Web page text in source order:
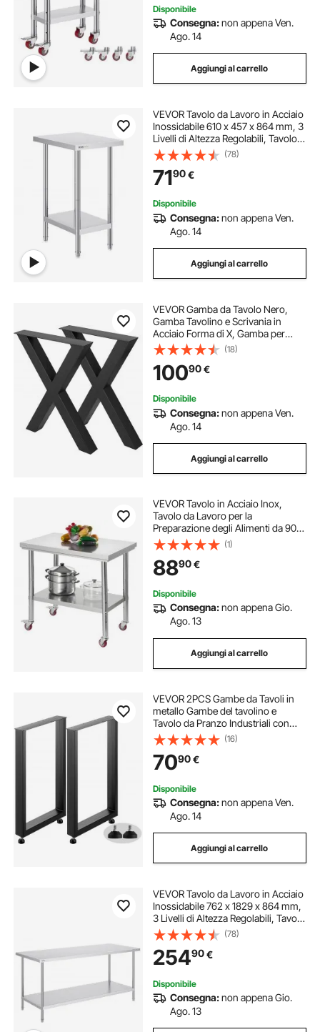
Disponibile
Consegna:non appena Ven.
Ago. 14
Aggiungi al carrello
VEVOR Tavolo da Lavoro in Acciaio
Inossidabile 610 x 457 x 864 mm, 3
Livelli di Altezza Regolabili, Tavolo
Resistente per Preparazione
Alimenti Ristoranti Cucina
Commerciale, Argento
(78)
7190€
Disponibile
Consegna:non appena Ven.
Ago. 14
Aggiungi al carrello
VEVOR Gamba da Tavolo Nero,
Gamba Tavolino e Scrivania in
Acciaio Forma di X, Gamba per
Tavolo in Metallo 720 x 760 mm
con Capacità da 1000 kg per
Tavolini, Divano, Mobile, Porta TV,
Scrivania
(18)
10090€
Disponibile
Consegna:non appena Ven.
Ago. 14
Aggiungi al carrello
VEVOR Tavolo in Acciaio Inox,
Tavolo da Lavoro per la
Preparazione degli Alimenti da 900
x 600 x 850 mm, con Ruote e
Ripiani Inferiori Regolabili per
Cucina Commerciale, Ristorante,
Hotel e Garage
(1)
8890€
Disponibile
Consegna:non appena Gio.
Ago. 13
Aggiungi al carrello
VEVOR 2PCS Gambe da Tavoli in
metallo Gambe del tavolino e
Tavolo da Pranzo Industriali con
Carico Massimo 1000 kg Gambe
Quadrate per Casa, Sala da Pranzo,
Caffetteria, Bar, 600x720 mm
(16)
7090€
Disponibile
Consegna:non appena Ven.
Ago. 14
Aggiungi al carrello
VEVOR Tavolo da Lavoro in Acciaio
Inossidabile 762 x 1829 x 864 mm,
3 Livelli di Altezza Regolabili, Tavolo
Resistente per Preparazione
Alimenti Ristoranti Cucina
Commerciale, Argento
(78)
25490€
Disponibile
Consegna:non appena Gio.
Ago. 13